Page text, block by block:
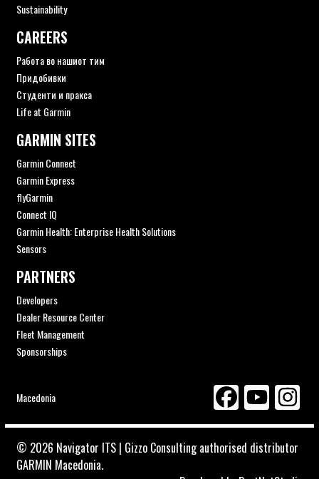
Sustainability
CAREERS
Работа во нашиот тим
Придобивки
Студенти и пракса
Life at Garmin
GARMIN SITES
Garmin Connect
Garmin Express
flyGarmin
Connect IQ
Garmin Health: Enterprise Health Solutions
Sensors
PARTNERS
Developers
Dealer Resource Center
Fleet Management
Sponsorships
Macedonia
© 2026 Navigator ITS | Gizzo Consulting authorised distributor
GARMIN Macedonia.